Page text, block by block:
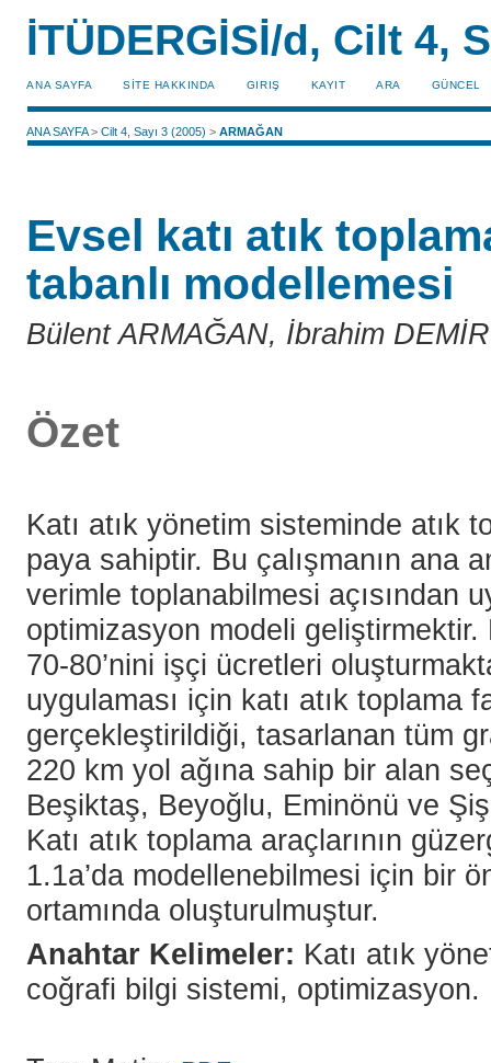
İTÜDERGİSİ/d, Cilt 4,
ANA SAYFA SİTE HAKKINDA GIRIŞ KAYIT ARA GÜNCEL
ANA SAYFA>Cilt 4, Sayı 3 (2005) >ARMAĞAN
Evsel katı atık
tabanlı modellemesi
Bülent ARMAĞAN, İbrahim DEMİR
Özet
Katı atık yönetim sisteminde atık
paya sahiptir. Bu çalışmanın ana
verimle toplanabilmesi açısından
optimizasyon modeli
70-80’nini işçi ücretleri
uygulaması için katı atık toplama
gerçekleştirildiği, tasarlanan tüm
220 km yol ağına sahip bir alan
Beşiktaş, Beyoğlu, Eminönü ve
Katı atık toplama araçlarının
1.1a’da modellenebilmesi için bir
ortamında oluşturulmuştur.
Anahtar Kelimeler: Katı atık
coğrafi bilgi sistemi, optimizasyon.